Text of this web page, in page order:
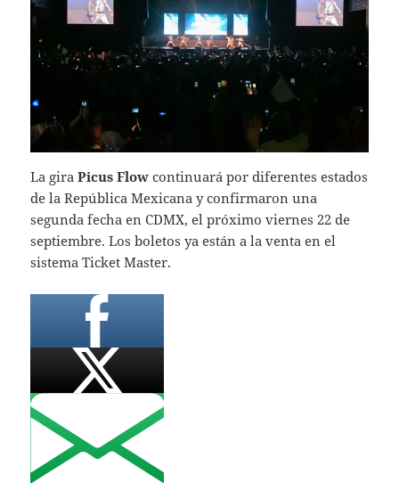
La giraPicus Flow continuará por diferentes estados
de la República Mexicana y confirmaron una
segunda fecha en CDMX, el próximo viernes 22 de
septiembre. Los boletos ya están a la venta en el
sistema Ticket Master.